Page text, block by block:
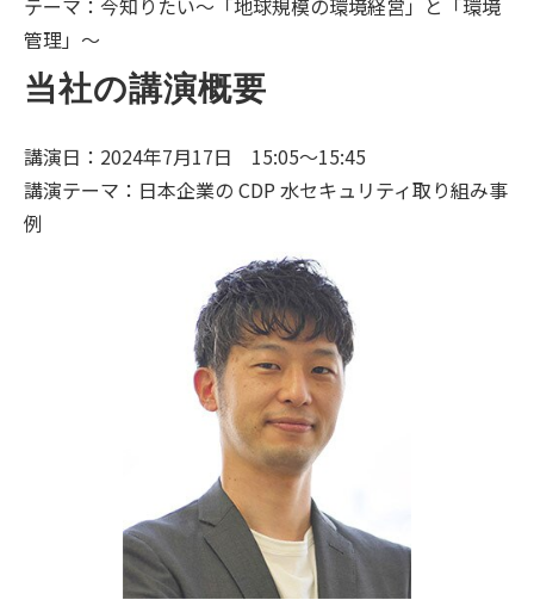
管理」～
当社の講演概要
講演日：2024年7月17日 15:05～15:45
講演テーマ：日本企業の CDP 水セキュリティ取り組み事
例